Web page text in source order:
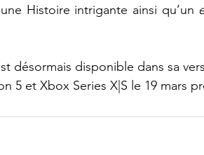
Histoire intrigante ainsi qu’un
désormais disponible dans sa
5 et Xbox Series X|S le 19 mars